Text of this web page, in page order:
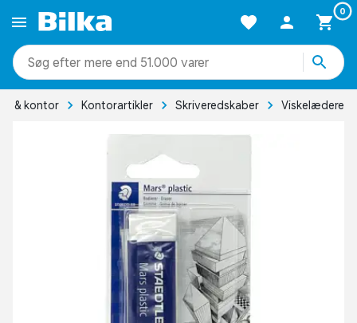
0
mere end 51.000 varer
& kontor Kontorartikler Skriveredskaber Viskelædere